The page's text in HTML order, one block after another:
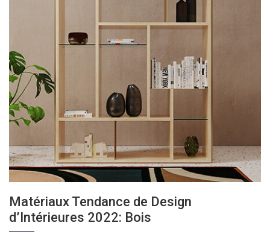
Matériaux Tendance de Design
d’Intérieures 2022: Bois